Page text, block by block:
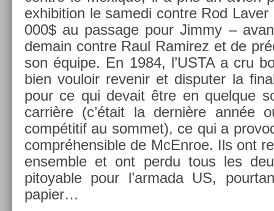
ex­hibi­tion le samedi con­tre Rod
000$ au pas­sage pour Jimmy –
demain con­tre Raul Ramirez et de
son équipe. En 1984, l’USTA a cru
bien vouloir re­venir et dis­put­er la
pour ce qui de­vait être en quel­que
carrière (c’était la dernière année
compétitif au som­met), ce qui a
com­préhen­sible de McEn­roe. Ils ont
en­semble et ont perdu tous les
pitoy­able pour l’ar­mada US,
papi­er…